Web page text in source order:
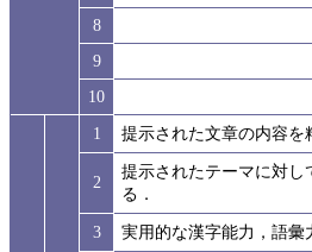
8
9
10
1 提示された文章の内容
2
提示されたテーマに対
る．
3
実用的な漢字能力，語